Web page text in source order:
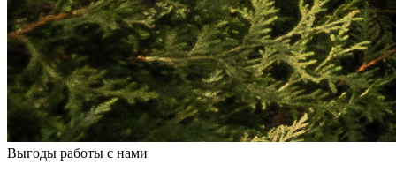
Выгоды работы с нами